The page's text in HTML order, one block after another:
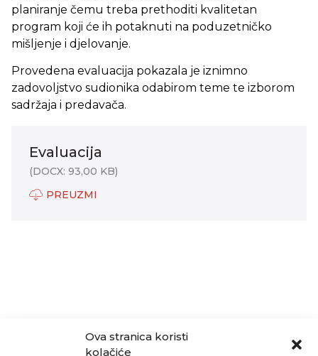
Ova stranica koristi
kolačiće
planiranje čemu treba prethoditi kvalitetan
program koji će ih potaknuti na poduzetničko
mišljenje i djelovanje.
Provedena evaluacija pokazala je iznimno
zadovoljstvo sudionika odabirom teme te izborom
sadržaja i predavača.
Evaluacija
(DOCX: 93,00 KB)
PREUZMI